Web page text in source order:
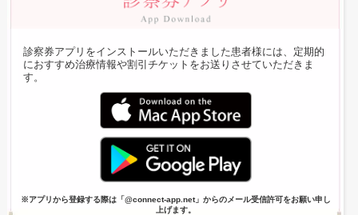
診察券アプリをインストールいただきました患者様には、定期的
におすすめ治療情報や割引チケットをお送りさせていただきま
す。
※アプリから登録する際は「@connect-app.net」からのメール受信許可をお願い申し
上げます。